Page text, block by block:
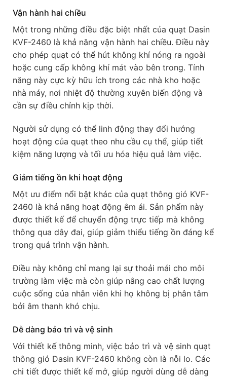
Vận hành hai chiều
Một trong những điều đặc biệt nhất của quạt Dasin
KVF-2460 là khả năng vận hành hai chiều. Điều này
cho phép quạt có thể hút không khí nóng ra ngoài
hoặc cung cấp không khí mát vào bên trong. Tính
năng này cực kỳ hữu ích trong các nhà kho hoặc
nhà máy, nơi nhiệt độ thường xuyên biến động và
cần sự điều chỉnh kịp thời.
Người sử dụng có thể linh động thay đổi hướng
hoạt động của quạt theo nhu cầu cụ thể, giúp tiết
kiệm năng lượng và tối ưu hóa hiệu quả làm việc.
Giảm tiếng ồn khi hoạt động
Một ưu điểm nổi bật khác của quạt thông gió KVF-
2460 là khả năng hoạt động êm ái. Sản phẩm này
được thiết kế để chuyển động trực tiếp mà không
thông qua dây đai, giúp giảm thiểu tiếng ồn đáng kể
trong quá trình vận hành.
Điều này không chỉ mang lại sự thoải mái cho môi
trường làm việc mà còn giúp nâng cao chất lượng
cuộc sống của nhân viên khi họ không bị phân tâm
bởi âm thanh khó chịu.
Dễ dàng bảo trì và vệ sinh
Với thiết kế thông minh, việc bảo trì và vệ sinh quạt
thông gió Dasin KVF-2460 không còn là nỗi lo. Các
chi tiết được thiết kế mở, giúp người dùng dễ dàng